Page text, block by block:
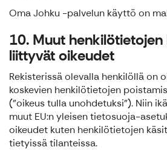
Oma Johku -palvelun käyttö on
10. Muut
liittyvät oikeudet
Rekisterissä olevalla henkilöllä on
koskevien henkilötietojen
("oikeus tulla unohdetuksi"). Niin
muut EU:n yleisen tietosuoja-
oikeudet kuten henkilötietojen
tietyissä tilanteissa.